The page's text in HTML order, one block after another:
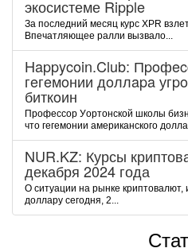
экосистеме Ripple
За последний месяц курс XPR
Впечатляющее ралли вызвало...
Happycoin.Club:
гeгeмoнии дoллapa
биткoин
Пpoфeccop Уopтoнcкoй шкoлы
чтo гeгeмoнии aмepикaнcкoгo
NUR.KZ: Курсы
декабря 2024 года
О ситуации на рынке криптовалют,
доллару сегодня, 2...